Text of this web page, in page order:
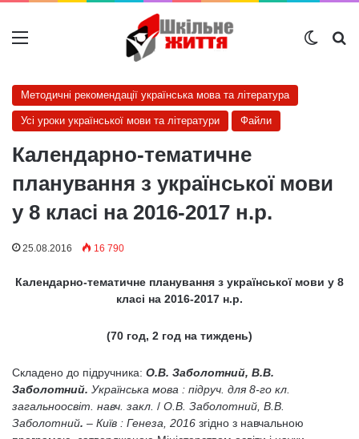
Меню
Методичні рекомендації українська мова та література
Усі уроки української мови та літератури Файли
Календарно-тематичне
планування з української мови
у 8 класі на 2016-2017 н.р.
25.08.2016 16 790
Календарно-тематичне планування з української мови у 8
класі на 2016-2017 н.р.
(70 год, 2 год на тиждень)
Складено до підручника: О.В. Заболотний, В.В.
Заболотний. Українська мова : підруч. для 8-го кл.
загальноосвіт. навч. закл. / О.В. Заболотний, В.В.
Заболотний. – Київ : Генеза, 2016 згідно з навчальною